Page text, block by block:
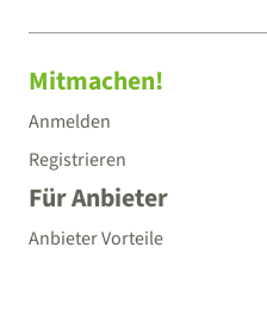
Mitmachen!
Anmelden
Registrieren
Für Anbieter
Anbieter Vorteile